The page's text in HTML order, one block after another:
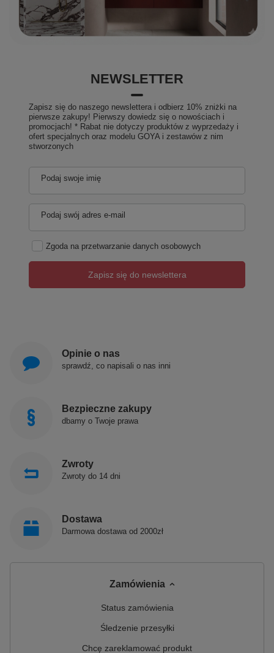
NEWSLETTER
Zapisz się do naszego newslettera i odbierz 10% zniżki na
pierwsze zakupy! Pierwszy dowiedz się o nowościach i
promocjach! * Rabat nie dotyczy produktów z wyprzedaży i
ofert specjalnych oraz modelu GOYA i zestawów z nim
stworzonych
Podaj swoje imię
Podaj swój adres e-mail
Zgoda na przetwarzanie danych osobowych
Zapisz się do newslettera
Opinie o nas
sprawdź, co napisali o nas inni
Bezpieczne zakupy
dbamy o Twoje prawa
Zwroty
Zwroty do 14 dni
Dostawa
Darmowa dostawa od 2000zł
Zamówienia
Status zamówienia
Śledzenie przesyłki
Chcę zareklamować produkt